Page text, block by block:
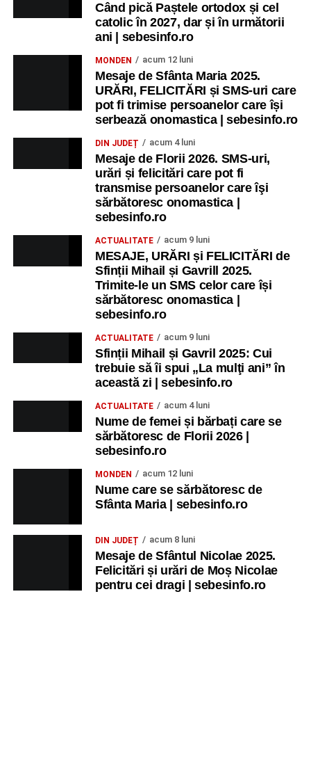
Când pică Paștele ortodox și cel
catolic în 2027, dar și în următorii
ani | sebesinfo.ro
MONDEN acum 12 luni
Mesaje de Sfânta Maria 2025.
URĂRI, FELICITĂRI și SMS-uri care
pot fi trimise persoanelor care își
serbează onomastica | sebesinfo.ro
DIN JUDEȚ acum 4 luni
Mesaje de Florii 2026. SMS-uri,
urări și felicitări care pot fi
transmise persoanelor care îşi
sărbătoresc onomastica |
sebesinfo.ro
ACTUALITATE acum 9 luni
MESAJE, URĂRI și FELICITĂRI de
Sfinții Mihail și Gavrill 2025.
Trimite-le un SMS celor care își
sărbătoresc onomastica |
sebesinfo.ro
ACTUALITATE acum 9 luni
Sfinții Mihail și Gavril 2025: Cui
trebuie să îi spui „La mulţi ani” în
această zi | sebesinfo.ro
ACTUALITATE acum 4 luni
Nume de femei și bărbați care se
sărbătoresc de Florii 2026 |
sebesinfo.ro
MONDEN acum 12 luni
Nume care se sărbătoresc de
Sfânta Maria | sebesinfo.ro
DIN JUDEȚ acum 8 luni
Mesaje de Sfântul Nicolae 2025.
Felicitări și urări de Moș Nicolae
pentru cei dragi | sebesinfo.ro